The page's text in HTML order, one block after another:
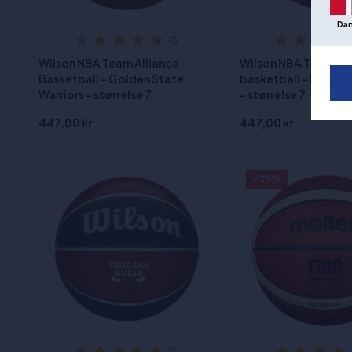
Wilson NBA Team Alliance
Basketball - Golden State
Warriors - størrelse 7
447,00 kr
Wilson NBA Team
basketball - Los
- størrelse 7
447,00 kr